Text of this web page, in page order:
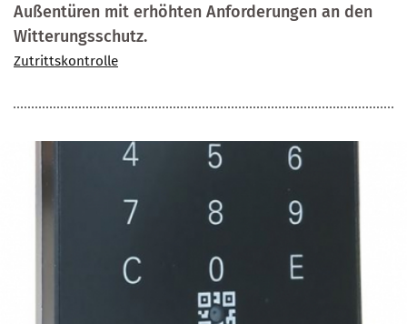
Außentüren mit erhöhten Anforderungen an den
Witterungsschutz.
Zutrittskontrolle